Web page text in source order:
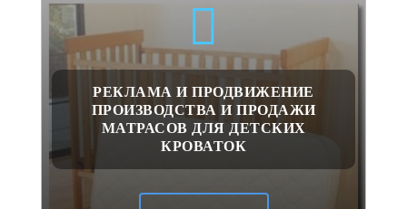
РЕКЛАМА И ПРОДВИЖЕНИЕ
ПРОИЗВОДСТВА И ПРОДАЖИ
МАТРАСОВ ДЛЯ ДЕТСКИХ
КРОВАТОК